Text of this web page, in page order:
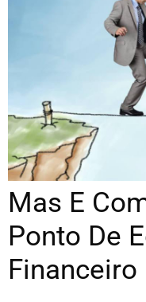
Mas E
Ponto De
Financeiro